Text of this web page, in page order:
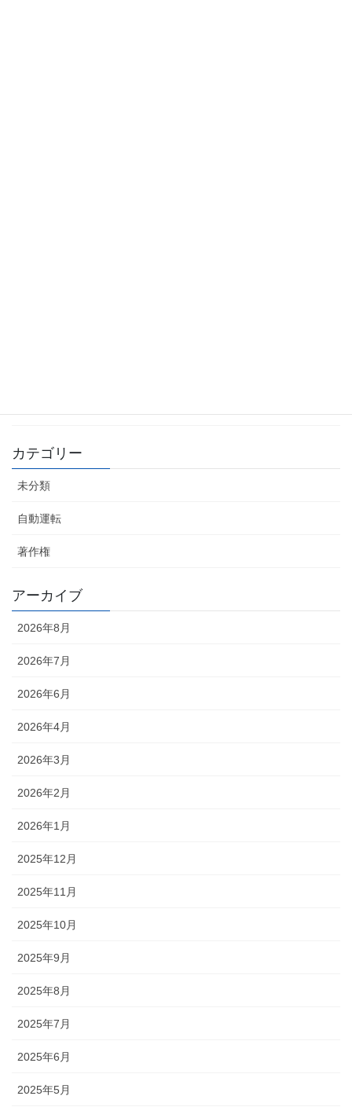
カテゴリー
未分類
自動運転
著作権
アーカイブ
2026年8月
2026年7月
2026年6月
2026年4月
2026年3月
2026年2月
2026年1月
2025年12月
2025年11月
2025年10月
2025年9月
2025年8月
2025年7月
2025年6月
2025年5月